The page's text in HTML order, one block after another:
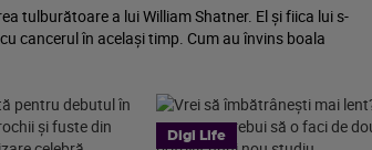
tulburătoare a lui William Shatner. El și fiica lui s-
cancerul în același timp. Cum au învins boala
Digi Life